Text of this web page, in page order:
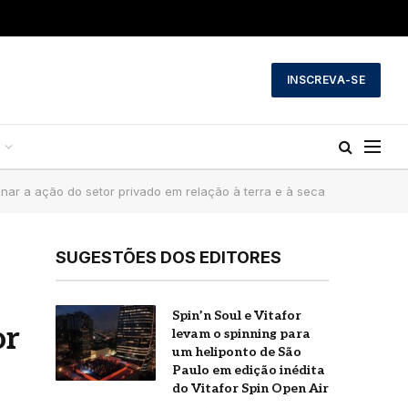
INSCREVA-SE
a ação do setor privado em relação à terra e à seca
SUGESTÕES DOS EDITORES
Spin’n Soul e Vitafor
levam o spinning para
um heliponto de São
Paulo em edição inédita
do Vitafor Spin Open Air